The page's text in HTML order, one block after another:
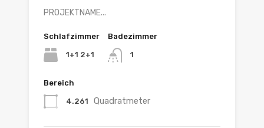
PROJEKTNAME...
Schlafzimmer
1+1 2+1
Badezimmer
1
Bereich
4.261 Quadratmeter